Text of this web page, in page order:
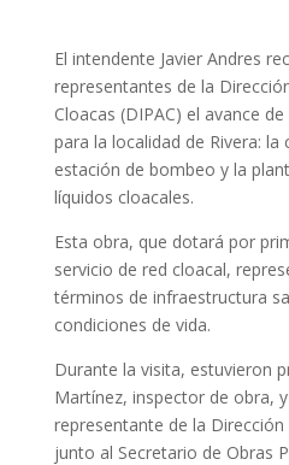
El intendente Javier Andres
representantes de la
Cloacas (DIPAC) el avance
para la localidad de Rivera: la
estación de bombeo y la
líquidos cloacales.
Esta obra, que dotará por
servicio de red cloacal,
términos de infraestructura
condiciones de vida.
Durante la visita, estuvieron
Martínez, inspector de obra,
representante de la Dirección
junto al Secretario de Obras